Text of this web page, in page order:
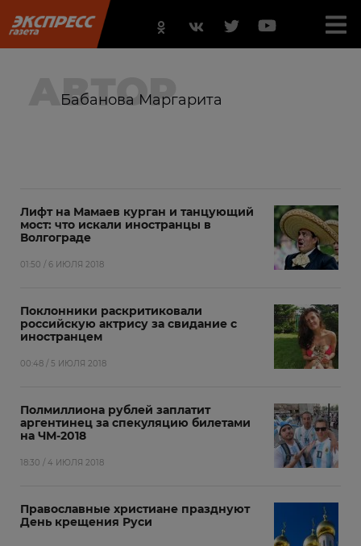
АВТОР
Бабанова Маргарита
Лифт на Мамаев курган и танцующий
мост: что искали иностранцы в
Волгограде
01:50 / 6 ИЮЛЯ 2018
Поклонники раскритиковали
российскую актрису за свидание с
иностранцем
00:48 / 5 ИЮЛЯ 2018
Полмиллиона рублей заплатит
аргентинец за спекуляцию билетами
на ЧМ-2018
18:30 / 4 ИЮЛЯ 2018
Православные христиане празднуют
День крещения Руси